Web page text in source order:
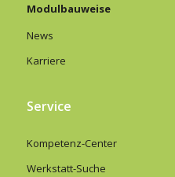
Modulbauweise
News
Karriere
Service
Kompetenz-Center
Werkstatt-Suche